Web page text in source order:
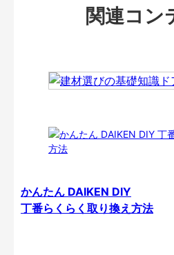
関連コン
かんたん DAIKEN DIY
丁番らくらく取り換え方法